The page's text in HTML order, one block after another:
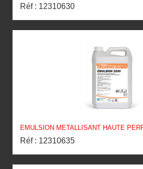
Réf : 12310630
EMULSION METALLISANT HAUTE
Réf : 12310635